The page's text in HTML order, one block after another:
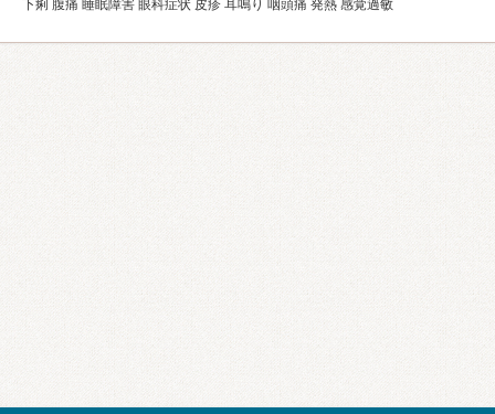
下痢 腹痛 睡眠障害 眼科症状 皮疹 耳鳴り 咽頭痛 発熱 感覚過敏